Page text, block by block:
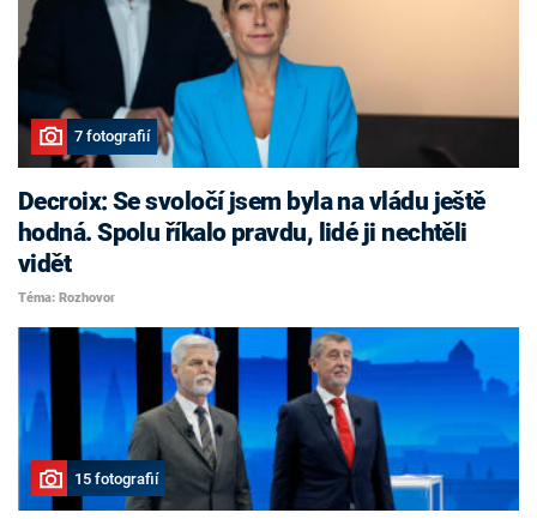
7 fotografií
Decroix: Se svoločí jsem byla na vládu ještě
hodná. Spolu říkalo pravdu, lidé ji nechtěli
vidět
Téma: Rozhovor
15 fotografií